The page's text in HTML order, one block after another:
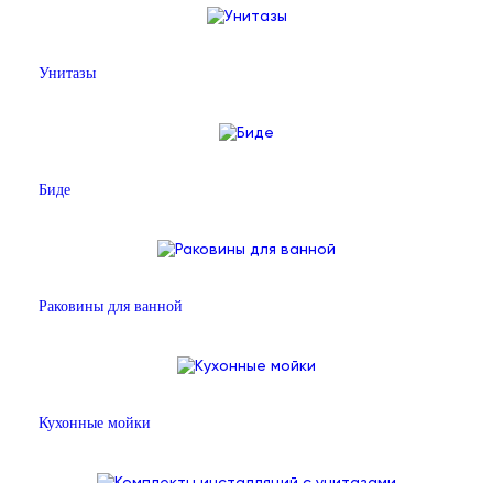
Унитазы
Биде
Раковины для ванной
Кухонные мойки